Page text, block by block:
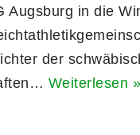
Augsburg in die
der
Weiterlesen »